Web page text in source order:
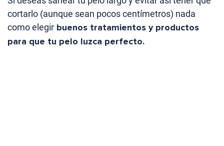
cortarlo (aunque sean pocos centímetros) nada
como elegir buenos tratamientos y productos
para que tu pelo luzca perfecto.